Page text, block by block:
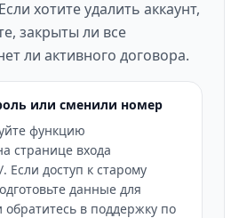
хотите удалить аккаунт,
закрыты ли все
ли активного договора.
или сменили номер
функцию
странице входа
доступ к старому
данные для
в поддержку по